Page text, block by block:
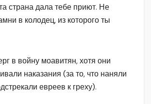
страна дала тебе приют. Не
в колодец, из которого ты
в войну моавитян, хотя они
наказания (за то, что наняли
евреев к греху).